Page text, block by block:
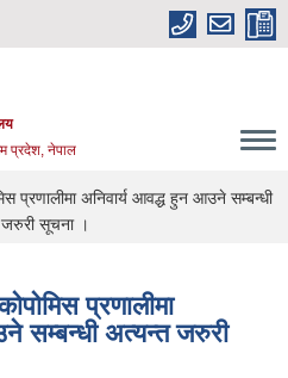
प्रदेश, नेपाल
प्रणालीमा अनिवार्य आवद्ध हुन आउने सम्बन्धी
सूचना ।
प्रणालीमा
सम्बन्धी अत्यन्त जरुरी